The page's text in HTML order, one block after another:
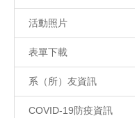
活動照片
表單下載
系（所）友資訊
COVID-19防疫資訊